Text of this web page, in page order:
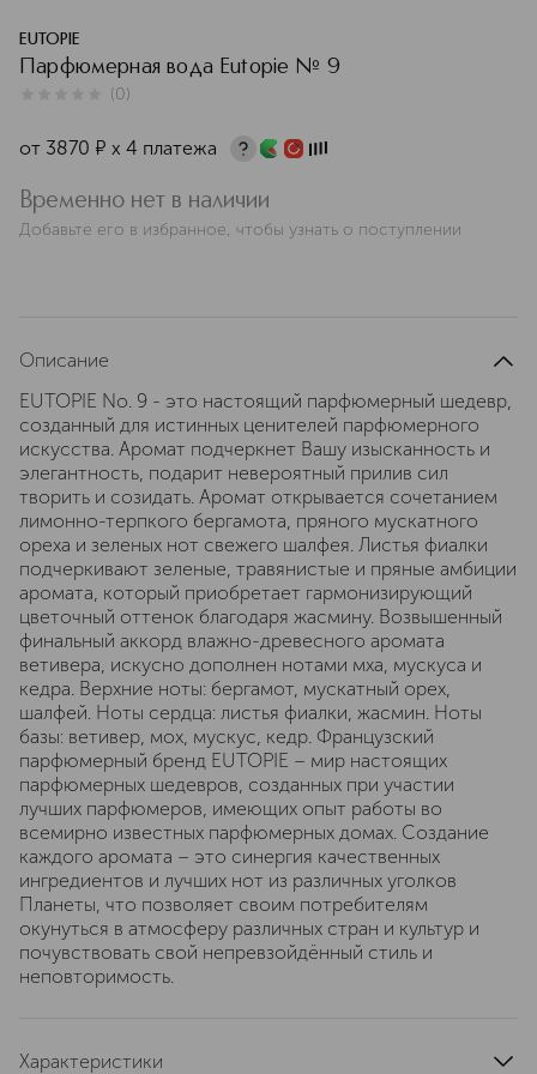
EUTOPIE
Парфюмерная вода Eutopie № 9
(0)
от 3870 ¤ х 4 платежа
Временно нет в наличии
Добавьте его в избранное, чтобы узнать о поступлении
Описание
EUTOPIE No. 9 - это настоящий парфюмерный шедевр,
созданный для истинных ценителей парфюмерного
искусства. Аромат подчеркнет Вашу изысканность и
элегантность, подарит невероятный прилив сил
творить и созидать. Аромат открывается сочетанием
лимонно-терпкого бергамота, пряного мускатного
ореха и зеленых нот свежего шалфея. Листья фиалки
подчеркивают зеленые, травянистые и пряные амбиции
аромата, который приобретает гармонизирующий
цветочный оттенок благодаря жасмину. Возвышенный
финальный аккорд влажно-древесного аромата
ветивера, искусно дополнен нотами мха, мускуса и
кедра. Верхние ноты: бергамот, мускатный орех,
шалфей. Ноты сердца: листья фиалки, жасмин. Ноты
базы: ветивер, мох, мускус, кедр. Французский
парфюмерный бренд EUTOPIE – мир настоящих
парфюмерных шедевров, созданных при участии
лучших парфюмеров, имеющих опыт работы во
всемирно известных парфюмерных домах. Создание
каждого аромата – это синергия качественных
ингредиентов и лучших нот из различных уголков
Планеты, что позволяет своим потребителям
окунуться в атмосферу различных стран и культур и
почувствовать свой непревзойдённый стиль и
неповторимость.
Характеристики